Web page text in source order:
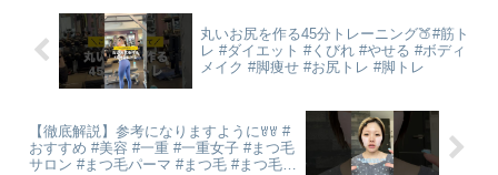
丸いお尻を作る45分トレーニング🍑#筋ト
レ #ダイエット #くびれ #やせる #ボディ
メイク #脚痩せ #お尻トレ #脚トレ
【徹底解説】参考になりますようにꇐꇐ #
おすすめ #美容 #一重 #一重女子 #まつ毛
サロン #まつ毛パーマ #まつ毛 #まつ毛エ